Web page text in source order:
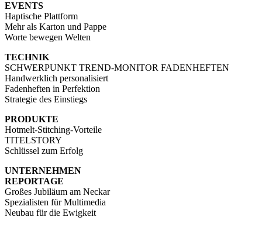
EVENTS
Haptische Plattform
Mehr als Karton und Pappe
Worte bewegen Welten
TECHNIK
SCHWERPUNKT TREND-MONITOR FADENHEFTEN
Handwerklich personalisiert
Fadenheften in Perfektion
Strategie des Einstiegs
PRODUKTE
Hotmelt-Stitching-Vorteile
TITELSTORY
Schlüssel zum Erfolg
UNTERNEHMEN
REPORTAGE
Großes Jubiläum am Neckar
Spezialisten für Multimedia
Neubau für die Ewigkeit